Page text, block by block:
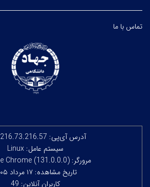
تماس با ما
آدرس آی‌پی: 216.73.216.57
سیستم عامل: Linux
مرورگر: Google Chrome (131.0.0.0)
تاریخ مشاهده: ۱۷ مرداد ۱۴۰۵
کاربران آنلاین: 49